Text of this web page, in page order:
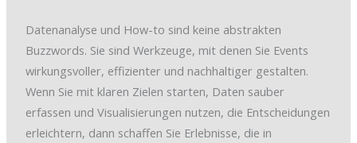
Datenanalyse und How-to sind keine abstrakten
Buzzwords. Sie sind Werkzeuge, mit denen Sie Events
wirkungsvoller, effizienter und nachhaltiger gestalten.
Wenn Sie mit klaren Zielen starten, Daten sauber
erfassen und Visualisierungen nutzen, die Entscheidungen
erleichtern, dann schaffen Sie Erlebnisse, die in